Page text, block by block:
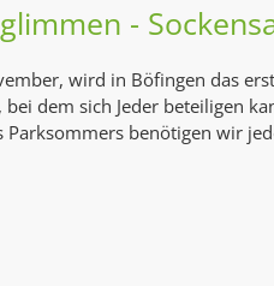
-
wird in Böfingen das
dem sich Jeder beteiligen
Parksommers benötigen wir